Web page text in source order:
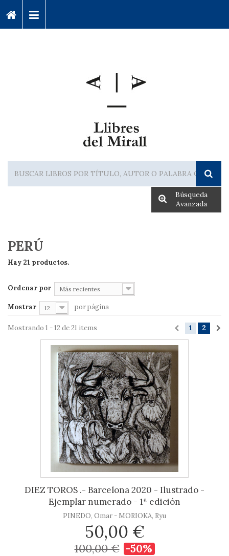
Búsqueda
Avanzada
PERÚ
Hay 21 productos.
Ordenar por Más recientes
Mostrar 12 por página
1 2
Mostrando 1 - 12 de 21 items
DIEZ TOROS .- Barcelona 2020 - Ilustrado -
Ejemplar numerado - 1ª edición
PINEDO, Omar - MORIOKA, Ryu
50,00 €
100,00 € -50%